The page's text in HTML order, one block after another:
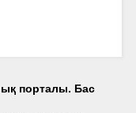
порталы. Бас